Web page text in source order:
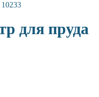
10233
для пруда